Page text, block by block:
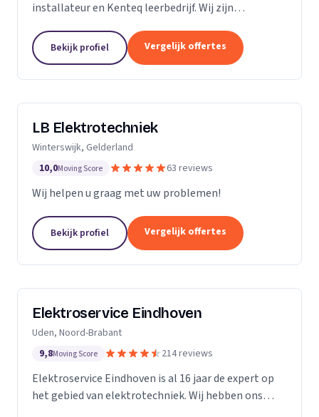
installateur en Kenteq leerbedrijf. Wij zijn
Utrecht.Bekijk profiel Vergelijk offertes
LB Elektrotechniek
Winterswijk, Gelderland
10,0Moving Score 63 reviews
Wij helpen u graag met uw problemen!
Bekijk profiel Vergelijk offertes
Elektroservice Eindhoven
Uden, Noord-Brabant
9,8Moving Score 214 reviews
Elektroservice Eindhoven is al 16 jaar de expert op
het gebied van elektrotechniek. Wij hebben ons